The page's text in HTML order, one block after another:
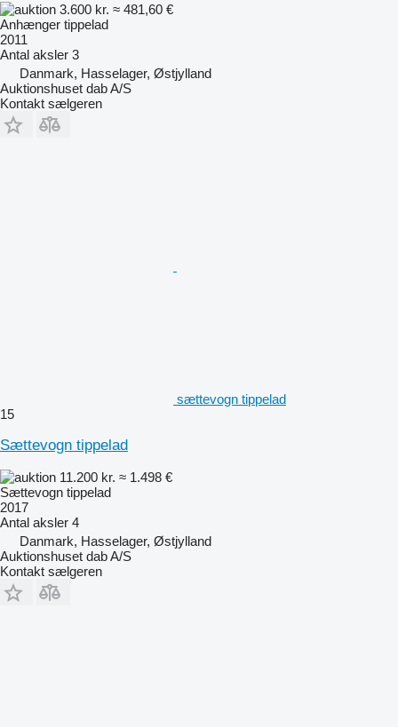
3.600 kr. ≈ 481,60 €
Anhænger tippelad
2011
Antal aksler 3
Danmark, Hasselager, Østjylland
Auktionshuset dab A/S
Kontakt sælgeren
sættevogn tippelad
15
Sættevogn tippelad
11.200 kr. ≈ 1.498 €
Sættevogn tippelad
2017
Antal aksler 4
Danmark, Hasselager, Østjylland
Auktionshuset dab A/S
Kontakt sælgeren